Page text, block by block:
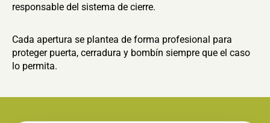
responsable del sistema de cierre.
Cada apertura se plantea de forma profesional para
proteger puerta, cerradura y bombín siempre que el caso
lo permita.